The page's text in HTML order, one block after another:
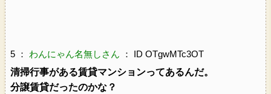
5 ： わんにゃん名無しさん ： ID OTgwMTc3OT
清掃行事がある賃貸マンションってあるんだ。
分譲賃貸だったのかな？